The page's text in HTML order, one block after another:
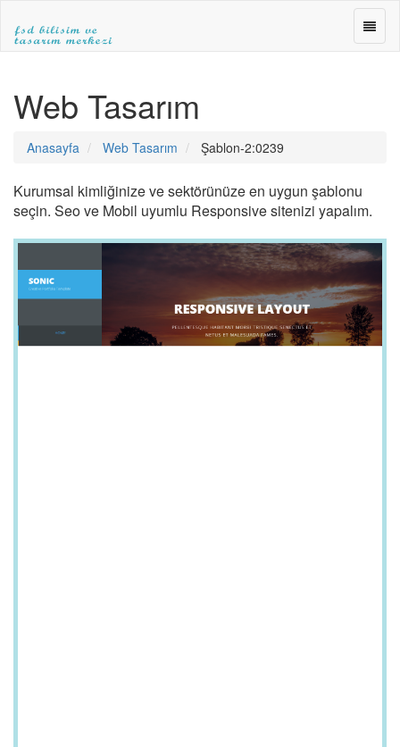
ve
TASARIM
|ANKARA
TASARIM|fsdbilisim.com
FSD
Web Tasarım
Anasayfa Web Tasarım Şablon-2:0239
Kurumsal kimliğinize ve sektörünüze en uygun şablonu
seçin. Seo ve Mobil uyumlu Responsive sitenizi yapalım.